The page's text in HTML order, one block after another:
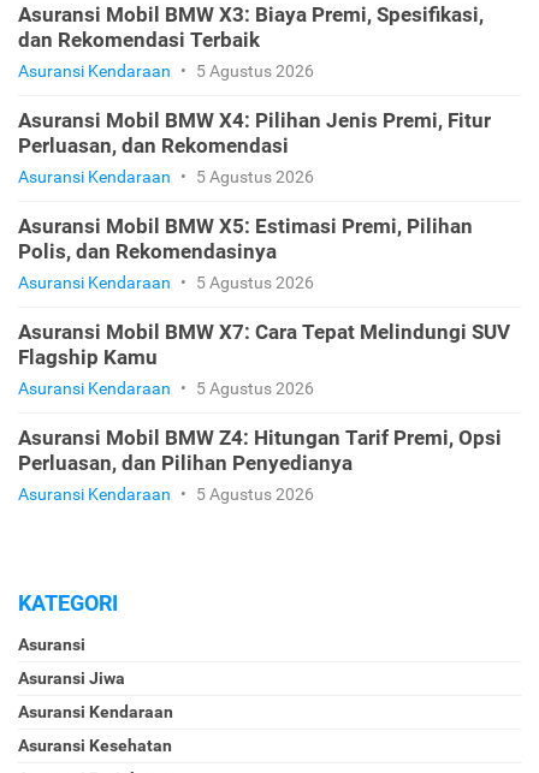
Asuransi Mobil BMW X3: Biaya Premi, Spesifikasi,
dan Rekomendasi Terbaik
Asuransi Kendaraan • 5 Agustus 2026
Asuransi Mobil BMW X4: Pilihan Jenis Premi, Fitur
Perluasan, dan Rekomendasi
Asuransi Kendaraan • 5 Agustus 2026
Asuransi Mobil BMW X5: Estimasi Premi, Pilihan
Polis, dan Rekomendasinya
Asuransi Kendaraan • 5 Agustus 2026
Asuransi Mobil BMW X7: Cara Tepat Melindungi SUV
Flagship Kamu
Asuransi Kendaraan • 5 Agustus 2026
Asuransi Mobil BMW Z4: Hitungan Tarif Premi, Opsi
Perluasan, dan Pilihan Penyedianya
Asuransi Kendaraan • 5 Agustus 2026
KATEGORI
Asuransi
Asuransi Jiwa
Asuransi Kendaraan
Asuransi Kesehatan